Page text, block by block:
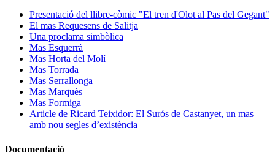
Presentació del llibre-còmic "El tren d'Olot al Pas del Gegant"
El mas Requesens de Salitja
Una proclama simbòlica
Mas Esquerrà
Mas Horta del Molí
Mas Torrada
Mas Serrallonga
Mas Marquès
Mas Formiga
Article de Ricard Teixidor: El Surós de Castanyet, un mas
amb nou segles d’existència
Documentació